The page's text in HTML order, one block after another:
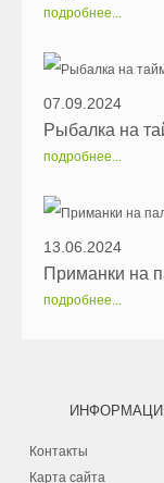
подробнее...
07.09.2024
Рыбалка на
подробнее...
13.06.2024
Приманки на
подробнее...
Контакты
Карта сайта